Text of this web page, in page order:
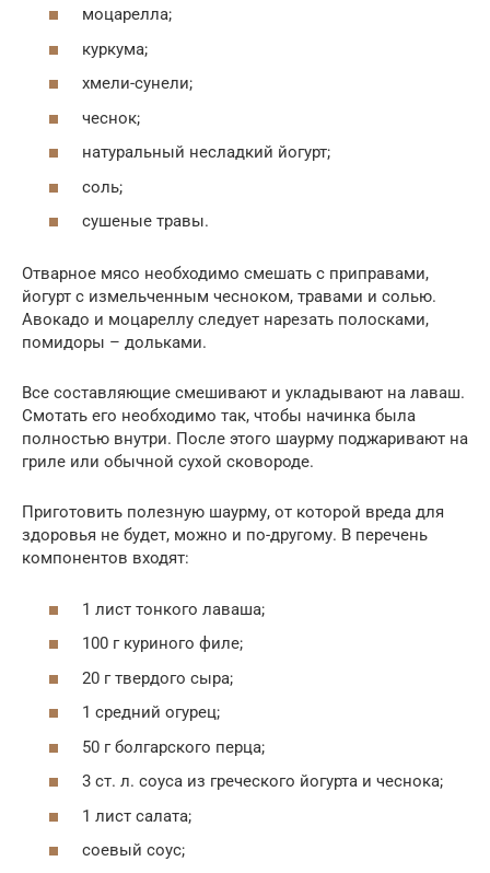
моцарелла;
куркума;
хмели-сунели;
чеснок;
натуральный несладкий йогурт;
соль;
сушеные травы.
Отварное мясо необходимо смешать с приправами,
йогурт с измельченным чесноком, травами и солью.
Авокадо и моцареллу следует нарезать полосками,
помидоры – дольками.
Все составляющие смешивают и укладывают на лаваш.
Смотать его необходимо так, чтобы начинка была
полностью внутри. После этого шаурму поджаривают на
гриле или обычной сухой сковороде.
Приготовить полезную шаурму, от которой вреда для
здоровья не будет, можно и по-другому. В перечень
компонентов входят:
1 лист тонкого лаваша;
100 г куриного филе;
20 г твердого сыра;
1 средний огурец;
50 г болгарского перца;
3 ст. л. соуса из греческого йогурта и чеснока;
1 лист салата;
соевый соус;